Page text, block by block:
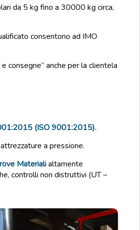
da 5 kg fino a 30000 kg circa,
consentono ad IMO
consegne” anche per la clientela
(ISO 9001:2015).
a pressione.
Materialialtamente
controlli non distruttivi (UT –